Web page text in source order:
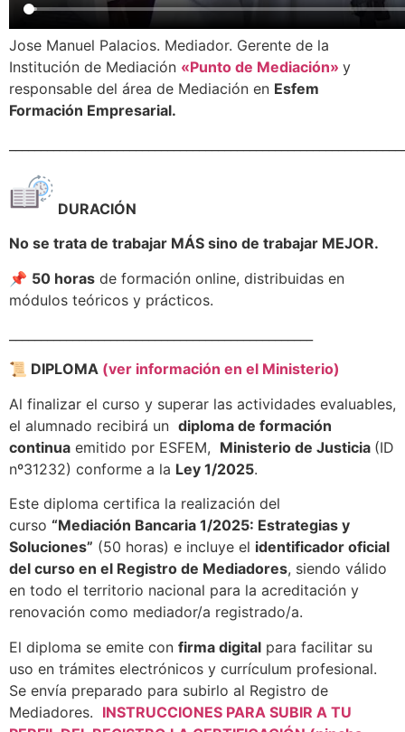
Jose Manuel Palacios. Mediador. Gerente de la
Institución de Mediación «Punto de Mediación» y
responsable del área de Mediación en Esfem
Formación Empresarial.
DURACIÓN
No se trata de trabajar MÁS sino de trabajar MEJOR.
📌 50 horas de formación online, distribuidas en
módulos teóricos y prácticos.
📜 DIPLOMA (ver información en el Ministerio)
Al finalizar el curso y superar las actividades evaluables,
el alumnado recibirá un diploma de formación
continua emitido por ESFEM, Ministerio de Justicia (ID
nº31232) conforme a la Ley 1/2025.
Este diploma certifica la realización del
curso “Mediación Bancaria 1/2025: Estrategias y
Soluciones” (50 horas) e incluye el identificador oficial
del curso en el Registro de Mediadores, siendo válido
en todo el territorio nacional para la acreditación y
renovación como mediador/a registrado/a.
El diploma se emite con firma digital para facilitar su
uso en trámites electrónicos y currículum profesional.
Se envía preparado para subirlo al Registro de
Mediadores. INSTRUCCIONES PARA SUBIR A TU